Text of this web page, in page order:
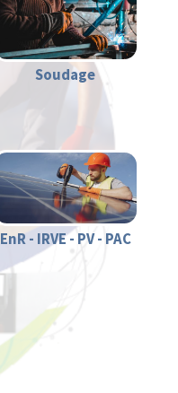
Soudage
EnR - IRVE - PV - PAC